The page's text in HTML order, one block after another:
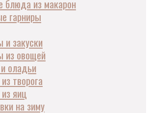
блюда из макарон
гарниры
и закуски
из овощей
оладьи
творога
яиц
на зиму